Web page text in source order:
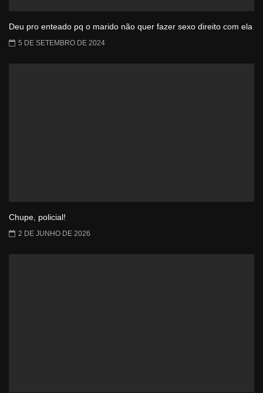
Deu pro enteado pq o marido não quer fazer sexo direito com ela
5 DE SETEMBRO DE 2024
Chupe, policial!
2 DE JUNHO DE 2026